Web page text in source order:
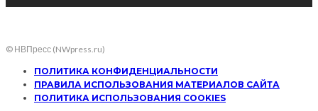
© НВПресс (NWpress.ru)
ПОЛИТИКА КОНФИДЕНЦИАЛЬНОСТИ
ПРАВИЛА ИСПОЛЬЗОВАНИЯ МАТЕРИАЛОВ САЙТА
ПОЛИТИКА ИСПОЛЬЗОВАНИЯ COOKIES